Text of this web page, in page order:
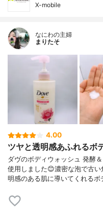
X-mobile
なにわの主婦
まりたそ
4.00
ツヤと透明感あふれるボ
ダヴのボディウォッシュ 発酵
使用しました😊濃密な泡で古
明感のある肌に導いてくれる